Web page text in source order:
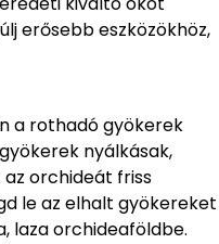
erősebb eszközökhöz,
a rothadó gyökerek
nyálkásak,
orchideát friss
le az elhalt gyökereket
laza orchideaföldbe.